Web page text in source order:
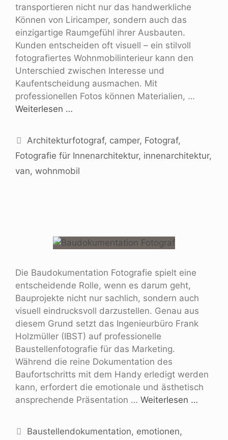
transportieren nicht nur das handwerkliche
Können von Liricamper, sondern auch das
einzigartige Raumgefühl ihrer Ausbauten.
Kunden entscheiden oft visuell – ein stilvoll
fotografiertes Wohnmobilinterieur kann den
Unterschied zwischen Interesse und
Kaufentscheidung ausmachen. Mit
professionellen Fotos können Materialien, …
Weiterlesen …
Architekturfotograf, camper, Fotograf,
Fotografie für Innenarchitektur, innenarchitektur,
van, wohnmobil
Die Baudokumentation Fotografie spielt eine
entscheidende Rolle, wenn es darum geht,
Bauprojekte nicht nur sachlich, sondern auch
visuell eindrucksvoll darzustellen. Genau aus
diesem Grund setzt das Ingenieurbüro Frank
Holzmüller (IBST) auf professionelle
Baustellenfotografie für das Marketing.
Während die reine Dokumentation des
Baufortschritts mit dem Handy erledigt werden
kann, erfordert die emotionale und ästhetisch
ansprechende Präsentation … Weiterlesen …
Baustellendokumentation, emotionen,